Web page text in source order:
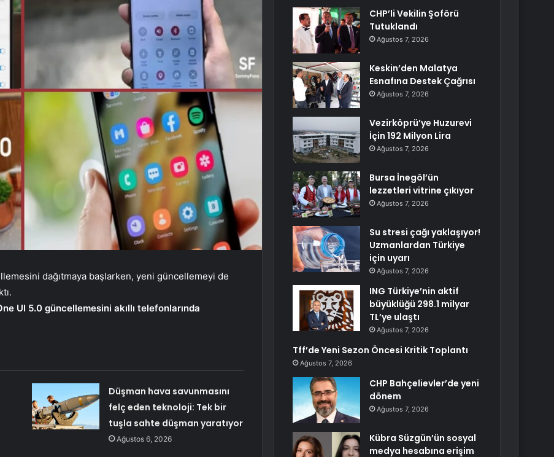
dağıtmaya başlarken, yeni güncellemeyi de
UI 5.0 güncellemesini akıllı telefonlarında
Düşman hava savunmasını
felç eden teknoloji: Tek bir
tuşla sahte düşman yaratıyor
Ağustos 6, 2026
CHP’li Vekilin Şoförü
Tutuklandı
Ağustos 7, 2026
Keskin’den Malatya
Esnafına Destek Çağrısı
Ağustos 7, 2026
Vezirköprü’ye Huzurevi
İçin 192 Milyon Lira
Ağustos 7, 2026
Bursa İnegöl’ün
lezzetleri vitrine çıkıyor
Ağustos 7, 2026
Su stresi çağı yaklaşıyor!
Uzmanlardan Türkiye
için uyarı
Ağustos 7, 2026
ING Türkiye’nin aktif
büyüklüğü 298.1 milyar
TL’ye ulaştı
Ağustos 7, 2026
Tff’de Yeni Sezon Öncesi Kritik Toplantı
Ağustos 7, 2026
CHP Bahçelievler’de yeni
dönem
Ağustos 7, 2026
Kübra Süzgün’ün sosyal
medya hesabına erişim